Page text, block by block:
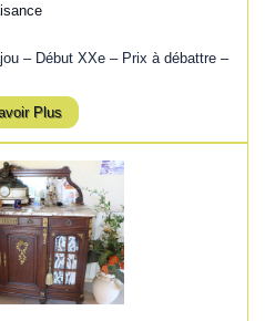
– Début XXe – Prix à débattre –
Plus